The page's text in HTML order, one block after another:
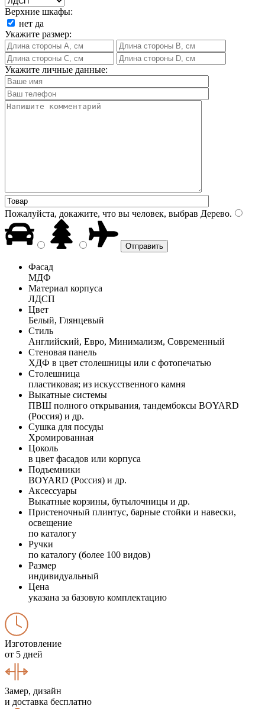
Верхние шкафы:
нет да
Укажите размер:
Укажите личные данные:
Пожалуйста, докажите, что вы человек, выбрав Дерево.
Фасад
МДФ
Материал корпуса
ЛДСП
Цвет
Белый, Глянцевый
Стиль
Английский, Евро, Минимализм, Современный
Стеновая панель
ХДФ в цвет столешницы или с фотопечатью
Столешница
пластиковая; из искусственного камня
Выкатные системы
ПВШ полного открывания, тандембоксы BOYARD
(Россия) и др.
Сушка для посуды
Хромированная
Цоколь
в цвет фасадов или корпуса
Подъемники
BOYARD (Россия) и др.
Аксессуары
Выкатные корзины, бутылочницы и др.
Пристеночный плинтус, барные стойки и навески,
освещение
по каталогу
Ручки
по каталогу (более 100 видов)
Размер
индивидуальный
Цена
указана за базовую комплектацию
Изготовление
от 5 дней
Замер, дизайн
и доставка бесплатно